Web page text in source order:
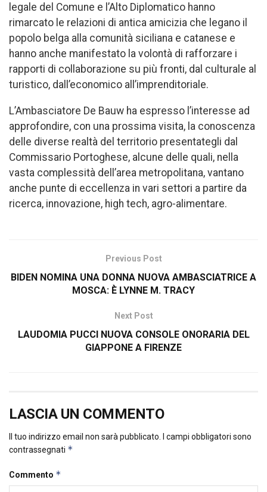
legale del Comune e l’Alto Diplomatico hanno
rimarcato le relazioni di antica amicizia che legano il
popolo belga alla comunità siciliana e catanese e
hanno anche manifestato la volontà di rafforzare i
rapporti di collaborazione su più fronti, dal culturale al
turistico, dall’economico all’imprenditoriale.
L’Ambasciatore De Bauw ha espresso l’interesse ad
approfondire, con una prossima visita, la conoscenza
delle diverse realtà del territorio presentategli dal
Commissario Portoghese, alcune delle quali, nella
vasta complessità dell’area metropolitana, vantano
anche punte di eccellenza in vari settori a partire da
ricerca, innovazione, high tech, agro-alimentare.
Previous Post
BIDEN NOMINA UNA DONNA NUOVA AMBASCIATRICE A
MOSCA: È LYNNE M. TRACY
Next Post
LAUDOMIA PUCCI NUOVA CONSOLE ONORARIA DEL
GIAPPONE A FIRENZE
LASCIA UN COMMENTO
Il tuo indirizzo email non sarà pubblicato.
I campi obbligatori sono
contrassegnati *
Commento *